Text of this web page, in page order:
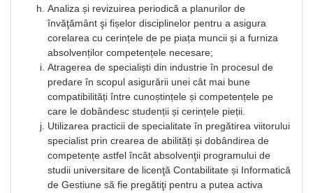
Analiza și revizuirea periodică a planurilor de
învăţământ şi fișelor disciplinelor pentru a asigura
corelarea cu cerințele de pe piața muncii și a furniza
absolvenților competențele necesare;
Atragerea de specialiști din industrie în procesul de
predare în scopul asigurării unei cât mai bune
compatibilități între cunoștințele și competențele pe
care le dobândesc studenții și cerințele pieții.
Utilizarea practicii de specialitate în pregătirea viitorului
specialist prin crearea de abilități și dobândirea de
competențe astfel încât absolvenţii programului de
studii universitare de licenţă Contabilitate și Informatică
de Gestiune să fie pregătiţi pentru a putea activa